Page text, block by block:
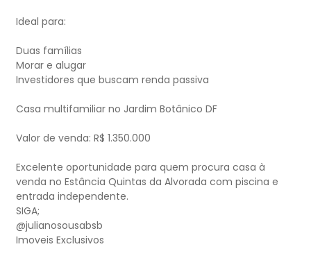
Ideal para:
Duas famílias
Morar e alugar
Investidores que buscam renda passiva
Casa multifamiliar no Jardim Botânico DF
Valor de venda: R$ 1.350.000
Excelente oportunidade para quem procura casa à
venda no Estância Quintas da Alvorada com piscina e
entrada independente.
SIGA;
@julianosousabsb
Imoveis Exclusivos